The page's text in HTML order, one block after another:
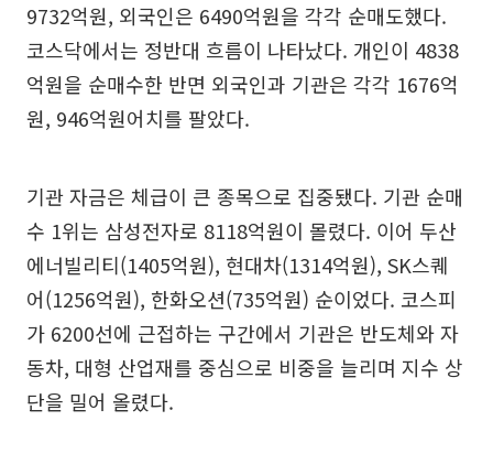
9732억원, 외국인은 6490억원을 각각 순매도했다.
코스닥에서는 정반대 흐름이 나타났다. 개인이 4838
억원을 순매수한 반면 외국인과 기관은 각각 1676억
원, 946억원어치를 팔았다.
기관 자금은 체급이 큰 종목으로 집중됐다. 기관 순매
수 1위는 삼성전자로 8118억원이 몰렸다. 이어 두산
에너빌리티(1405억원), 현대차(1314억원), SK스퀘
어(1256억원), 한화오션(735억원) 순이었다. 코스피
가 6200선에 근접하는 구간에서 기관은 반도체와 자
동차, 대형 산업재를 중심으로 비중을 늘리며 지수 상
단을 밀어 올렸다.